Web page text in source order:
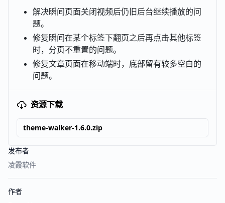
发布者
凌霞软件
作者
解决瞬间页面关闭视频后仍旧后台继续播放的问
题。
修复瞬间在某个标签下翻页之后再点击其他标签
时，分页不重置的问题。
修复文章页面在移动端时，底部留有较多空白的
问题。
资源下载
theme-walker-1.6.0.zip